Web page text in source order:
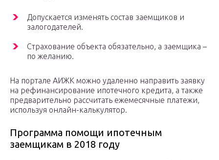
Допускается изменять состав заемщиков и
залогодателей.
Страхование объекта обязательно, а заемщика –
по желанию.
На портале АИЖК можно удаленно направить заявку
на рефинансирование ипотечного кредита, а также
предварительно рассчитать ежемесячные платежи,
используя онлайн-калькулятор.
Программа помощи ипотечным
заемщикам в 2018 году